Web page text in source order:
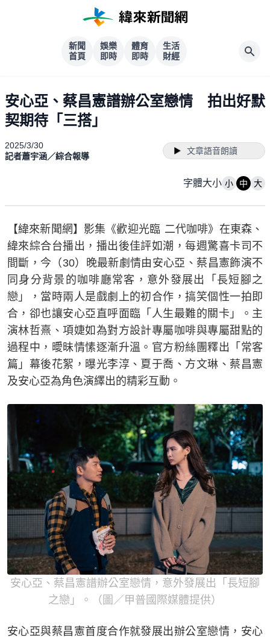
新聞
首頁
娛樂
即時
體育
即時
生活
財經
安心亞、蔡昌憲譜辦公室戀情 拍出好默
契期待「三搭」
2025/3/30
記者蕭宇涵／綜合報導
文章語音朗讀
字體大小 小 中 大
【緯來新聞網】影集《歡迎光臨 二代咖啡》在東森、
緯來綜合台播出，播出後佳評如潮，每週驚喜卡司不
間斷，今（30）晚最新劇情由安心亞、蔡昌憲飾演不
同身分背景的咖啡廳常客，意外發展出「長短腳之
戀」，當時兩人是戲劇上的初合作，搞笑個性一拍即
合，卻也讓安心亞直呼面臨「人生最難的關卡」。主
演林哲熹、項婕如為對方設計專屬咖啡與專屬甜點的
過程中，曖昧情愫逐漸升溫。官方粉絲團釋出「常客
篇」幕後花絮，曝光李淳、夏于喬、方文琳、蔡昌憲
及安心亞為角色演繹出的精彩互動。
安心亞、蔡昌憲譜辦公室戀情，意外發展出「長短腳
之戀」。（圖／甲普國際媒體提供）
安心亞與蔡昌憲首度合作就發展出辦公室戀情，安心